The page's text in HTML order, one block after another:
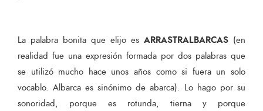
La palabra bonita que elijo es ARRASTRALBARCAS (en
realidad fue una expresión formada por dos palabras que
se utilizó mucho hace unos años como si fuera un solo
vocablo. Albarca es sinónimo de abarca). Lo hago por su
sonoridad, porque es rotunda, tierna y porque